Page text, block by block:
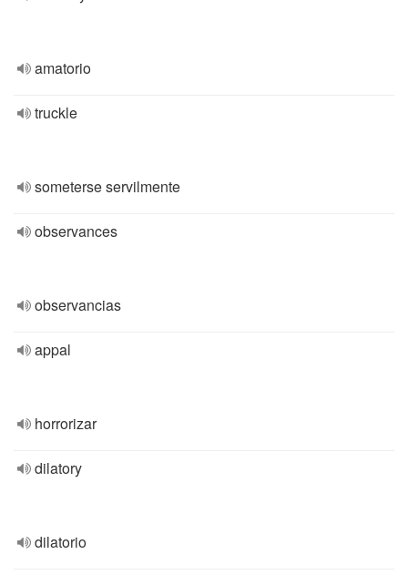
amatorio
truckle
someterse servilmente
observances
observancias
appal
horrorizar
dilatory
dilatorio